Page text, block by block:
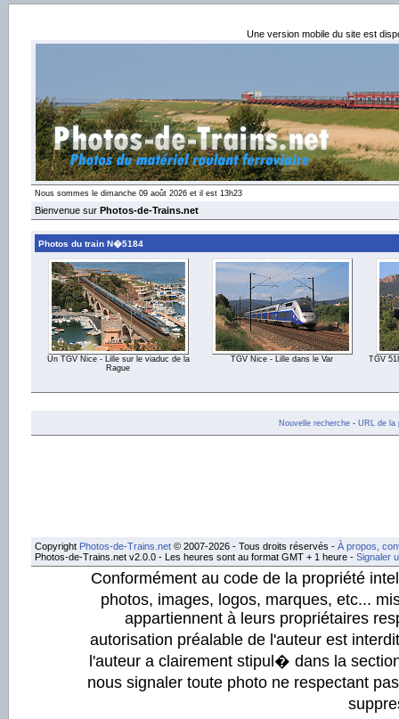
Une version mobile du site est
Nous sommes le dimanche 09 août 2026 et il est 13h23
Bienvenue sur Photos-de-Trains.net
Photos du train N�5184
Un TGV Nice - Lille sur le viaduc de la
Rague
TGV Nice - Lille dans le Var TGV
Nouvelle recherche- URL de la
Copyright Photos-de-Trains.net © 2007-2026 - Tous droits réservés - À propos,
Photos-de-Trains.net v2.0.0 - Les heures sont au format GMT + 1 heure - Signaler
Conformément au code de la propriété
photos, images, logos, marques, etc...
appartiennent à leurs propriétaires
autorisation préalable de l'auteur est
l'auteur a clairement stipul� dans la
nous signaler toute photo ne respectant